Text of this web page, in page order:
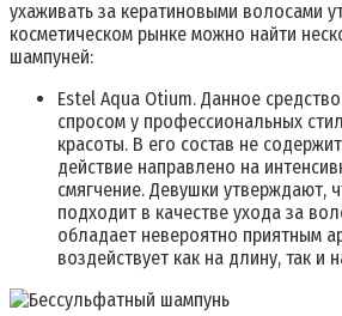
ухаживать за кератиновыми волосами
косметическом рынке можно найти
шампуней:
Estel Aqua Otium. Данное
спросом у профессиональных
красоты. В его состав не
действие направлено на
смягчение. Девушки утверждают,
подходит в качестве ухода за
обладает невероятно приятным
воздействует как на длину, так и